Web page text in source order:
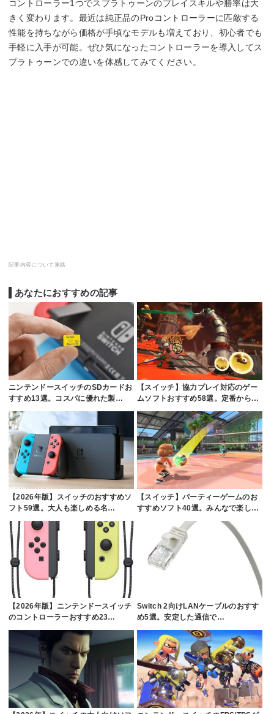
コントローラー1つでスプラトゥーンのプレイスキルや勝率は大
きく変わります。最近は純正品のProコントローラーに匹敵する
性能を持ちながら価格が手頃なモデルも増えており、初心者でも
手軽に入手が可能。ぜひ気になったコントローラーを導入してス
プラトゥーンでの違いを体感してみてください。
記事内容について連絡
あなたにおすすめの記事
ニンテンドースイッチのSDカードお
すすめ13選。コスパに優れた製…
【スイッチ】協力プレイ対応のゲー
ムソフトおすすめ58選。定番から…
【2026年版】スイッチのおすすめソ
フト59選。大人も楽しめる名…
【スイッチ】パーティーゲームのお
すすめソフト40選。みんなで楽し…
【2026年版】ニンテンドースイッチ
のコントローラーおすすめ23…
Switch 2向けLANケーブルのおすす
め5選。安定した通信で…